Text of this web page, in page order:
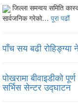
जिल्ला समन्वय समिति
सार्वजनिक गरेको… पूरा पढौं
पाँच सय बढी रोहिङ्ग्या
पोखरामा बीवाइडीको
सर्भिस सेन्टर उद्घाटन